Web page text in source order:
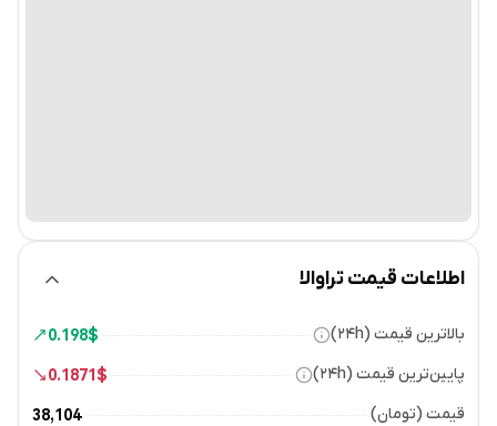
اطلاعات قیمت تراوالا
بالاترین قیمت (۲۴h) $
0.198
پایین‌ترین قیمت (۲۴h) $
0.1871
قیمت (تومان) 38,104